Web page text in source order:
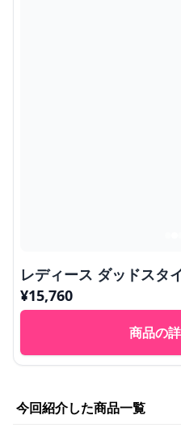
レディース ダッドスタ
¥15,760
商品の
今回紹介した商品一覧